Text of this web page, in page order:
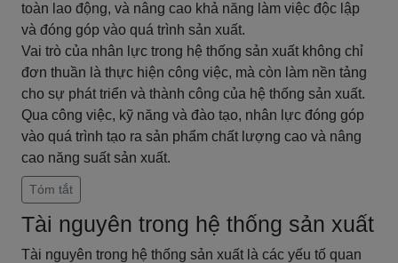
toàn lao động, và nâng cao khả năng làm việc độc lập
và đóng góp vào quá trình sản xuất.
Vai trò của nhân lực trong hệ thống sản xuất không chỉ
đơn thuần là thực hiện công việc, mà còn làm nền tảng
cho sự phát triển và thành công của hệ thống sản xuất.
Qua công việc, kỹ năng và đào tạo, nhân lực đóng góp
vào quá trình tạo ra sản phẩm chất lượng cao và nâng
cao năng suất sản xuất.
Tóm tắt
Tài nguyên trong hệ thống sản xuất
Tài nguyên trong hệ thống sản xuất là các yếu tố quan